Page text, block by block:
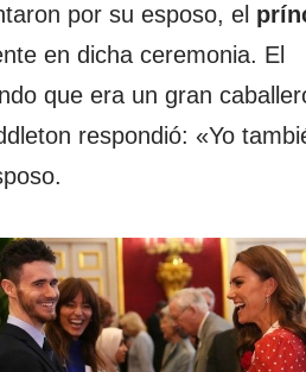
por su esposo, el
en dicha ceremonia. El
que era un gran
respondió: «Yo